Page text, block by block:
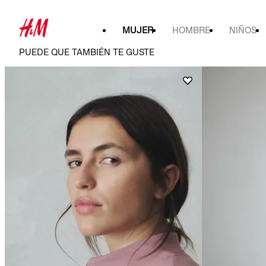
MUJER HOMBRE NIÑOS
PUEDE QUE TAMBIÉN TE GUSTE